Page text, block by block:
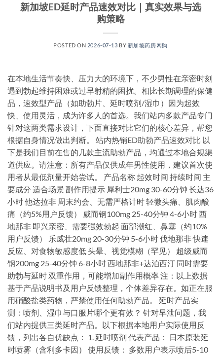
新加坡ED延时产品速效对比｜真实效果与选
购策略
POSTED ON 2026-07-13 BY 新加坡药房网购
在本地生活节奏快、压力大的环境下，不少男性在亲密时刻
遇到勃起维持困难或过早射精的困扰。相比长期调理的保健
品，速效型产品（如助勃片、延时喷剂/湿巾）因为起效
快、使用灵活，成为许多人的首选。我们站内多款产品专门
针对这两类需求设计，下面直接对比它们的核心差异，帮您
根据自身情况做出判断。 站内热销ED助勃产品速效对比 以
下是我们目前在售的几款主流助勃产品，均通过本地合规渠
道供应。请注意：所有产品仅供成年男性使用，建议首次使
用者从最低剂量开始尝试。 产品名称 起效时间 持续时间 主
要成分 适合场景 副作用提示 犀利士20mg 30-60分钟 长达36
小时 他达拉非 周末约会、无需严格计时 轻微头痛、肌肉酸
痛（约5%用户反馈） 威而钢100mg 25-40分钟 4-6小时 西
地那非 即兴亲密、需要强效勃起 面部潮红、鼻塞（约10%
用户反馈） 乐威壮20mg 20-30分钟 5-6小时 伐地那非 快速
反应、对食物敏感度低 头晕、视觉模糊（罕见） 超级威而
钢200mg 25-40分钟 6-8小时 西地那非+达泊西汀 同时需要
助勃与延时 双重作用，可能增加副作用概率 注：以上数据
基于产品说明书及用户反馈整理，个体差异存在。如正在服
用硝酸盐类药物，严禁使用任何助勃产品。 延时产品实
测：喷剂、湿巾与口服片哪个更有效？ 针对早泄问题，我
们站内提供三类延时产品。以下根据本地用户实际使用反
馈，列出各自优缺点： 1. 延时喷剂 代表产品： 日本原装延
时喷雾（含利多卡因） 使用反馈： 多数用户表示喷后5-10